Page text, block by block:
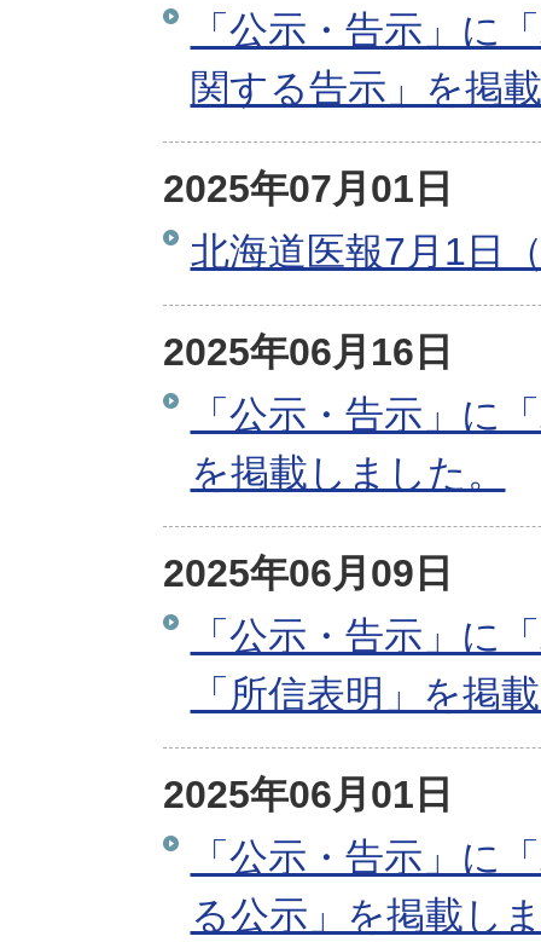
「公示・告示」に
関する告示」を掲
2025年07月01日
北海道医報7月1日
2025年06月16日
「公示・告示」に
を掲載しました。
2025年06月09日
「公示・告示」に
「所信表明」を掲
2025年06月01日
「公示・告示」に
る公示」を掲載し